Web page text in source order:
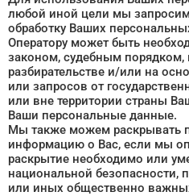
любой иной цели мы
обработку Ваших
Оператору может быть
законом, судебным порядком,
разбирательстве и/или на
или запросов от
или вне территории страны
Ваши персональные данные.
Мы также можем раскрывать
информацию о Вас, если мы
раскрытие необходимо или
национальной безопасности,
или иных общественно